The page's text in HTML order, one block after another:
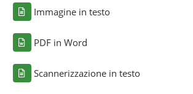
Immagine in testo
PDF in Word
Scannerizzazione in testo